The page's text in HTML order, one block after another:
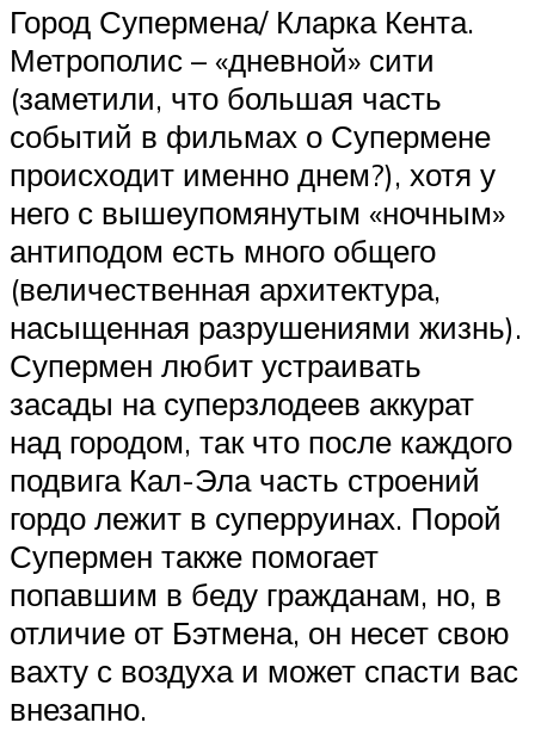
Город Супермена/ Кларка Кента.
Метрополис – «дневной» сити
(заметили, что большая часть
событий в фильмах о Супермене
происходит именно днем?), хотя у
него с вышеупомянутым «ночным»
антиподом есть много общего
(величественная архитектура,
насыщенная разрушениями жизнь).
Супермен любит устраивать
засады на суперзлодеев аккурат
над городом, так что после каждого
подвига Кал-Эла часть строений
гордо лежит в суперруинах. Порой
Супермен также помогает
попавшим в беду гражданам, но, в
отличие от Бэтмена, он несет свою
вахту с воздуха и может спасти вас
внезапно.